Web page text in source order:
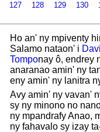
127 128 129 130
Ho an' ny mpiventy
Salamo nataon' i
Tomponay ô, endrey
anaranao amin' ny
eny amin' ny lanitra
Avy amin' ny vavan'
sy ny minono no
ny mpandrafy Anao,
ny fahavalo sy izay